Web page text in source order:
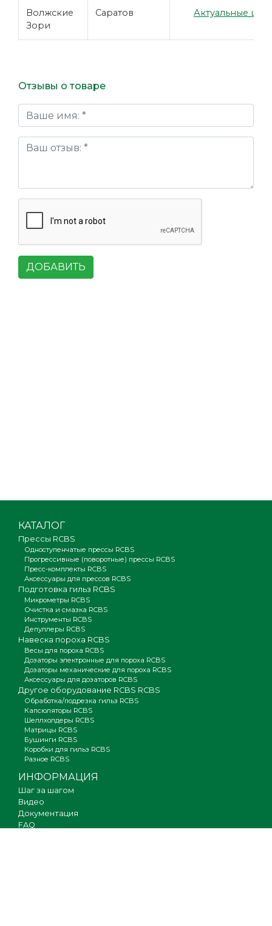
Волжские
Зори
Саратов Актуальные
Отзывы о товаре
ДОБАВИТЬ
КАТАЛОГ
Прессы RCBS
Одноступенчатые прессы RCBS
Прогрессивные (поворотные) прессы RCBS
Пресс-комплекты RCBS
Аксессуары для прессов RCBS
Подготовка гильз RCBS
Микрометры RCBS
Очистка и смазка RCBS
Инструменты RCBS
Депуллеры RCBS
Навеска пороха RCBS
Весы для пороха RCBS
Дозаторы электронные для пороха RCBS
Дозаторы механические для пороха RCBS
Аксессуары для дозаторов RCBS
Другое оборудование RCBS RCBS
Обработка/подрезка гильз RCBS
Капсюляторы RCBS
Шеллхолдеры RCBS
Матрицы RCBS
Бушинги RCBS
Коробки для гильз RCBS
Разное RCBS
ИНФОРМАЦИЯ
Шаг за шагом
Видео
Документация
FAQ